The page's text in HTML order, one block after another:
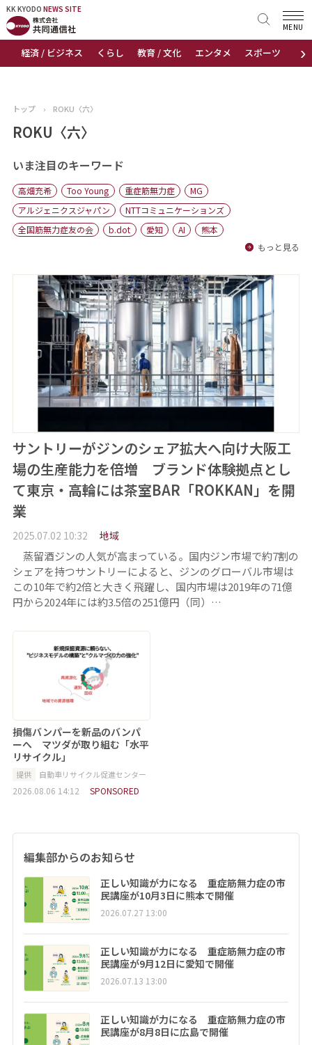
KK KYODO NEWS SITE
›
経済 / ビジネス くらし 教育 / 文化 エンタメ スポーツ 地域
MENU
KK KYODONEWS SITE
トップページ
ニュース
おすすめコンテンツ
出版物
会社概要
トップ › ROKU〈六〉
ROKU〈六〉
いま注目のキーワード
高畑充希 Too Young 重症筋無力症
MG
アルジェニクスジャパン
NTTコミュニケーションズ
全国筋無力症友の会
b.dot 愛知 AI
熊本
もっと見る
サントリーがジンのシェア拡大へ向け大阪工
場の生産能力を倍増 ブランド体験拠点とし
て東京・高輪には茶室BAR「ROKKAN」を開
業
2025.07.02 10:32 地域
蒸留酒ジンの人気が高まっている。国内ジン市場で約7割の
シェアを持つサントリーによると、ジンのグローバル市場は
この10年で約2倍と大きく飛躍し、国内市場は2019年の71億
円から2024年には約3.5倍の251億円（同）…
損傷バンパーを新品のバンパ
ーへ マツダが取り組む「水平
リサイクル」
提供 自動車リサイクル促進センター
2026.08.06 14:12 SPONSORED
編集部からのお知らせ
正しい知識が力になる 重症筋無力症の市
民講座が10月3日に熊本で開催
2026.07.27 13:00
正しい知識が力になる 重症筋無力症の市
民講座が9月12日に愛知で開催
2026.07.13 13:00
正しい知識が力になる 重症筋無力症の市
民講座が8月8日に広島で開催